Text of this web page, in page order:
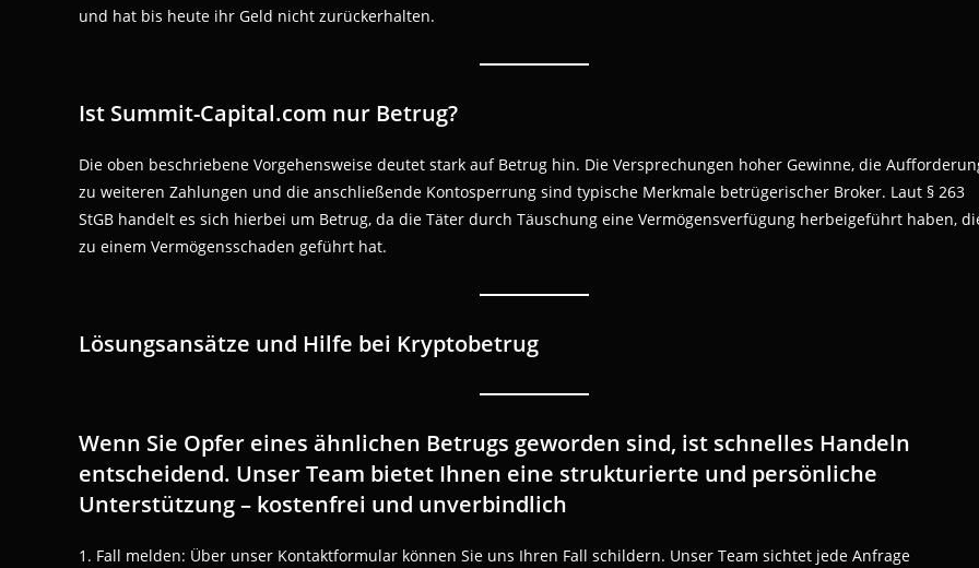
und hat bis heute ihr Geld nicht zurückerhalten.
Ist Summit-Capital.com nur Betrug?
Die oben beschriebene Vorgehensweise deutet stark auf Betrug hin. Die Versprechungen hoher Gewinne, die
zu weiteren Zahlungen und die anschließende Kontosperrung sind typische Merkmale betrügerischer Broker. Laut § 263
StGB handelt es sich hierbei um Betrug, da die Täter durch Täuschung eine Vermögensverfügung herbeigeführt haben,
zu einem Vermögensschaden geführt hat.
Lösungsansätze und Hilfe bei Kryptobetrug
Wenn Sie Opfer eines ähnlichen Betrugs geworden sind, ist schnelles Handeln
entscheidend. Unser Team bietet Ihnen eine strukturierte und persönliche
Unterstützung – kostenfrei und unverbindlich
1. Fall melden: Über unser Kontaktformular können Sie uns Ihren Fall schildern. Unser Team sichtet jede Anfrage